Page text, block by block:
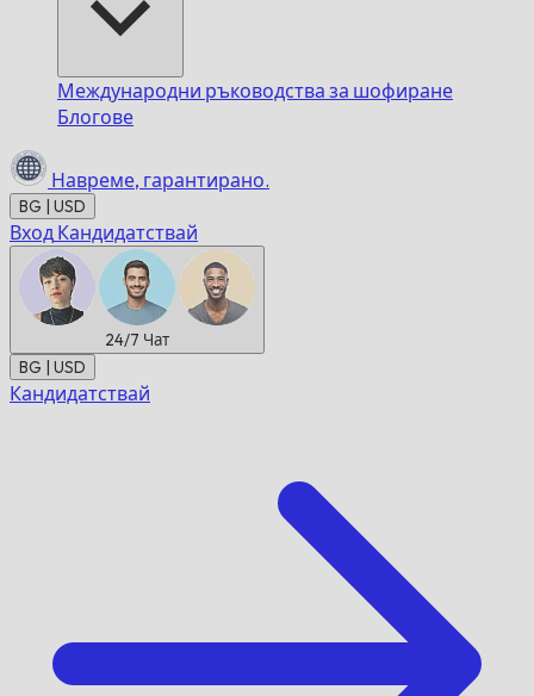
Международни ръководства за шофиране
Блогове
Навреме, гарантирано.
BG | USD
Вход Кандидатствай
24/7 Чат
BG | USD
Кандидатствай